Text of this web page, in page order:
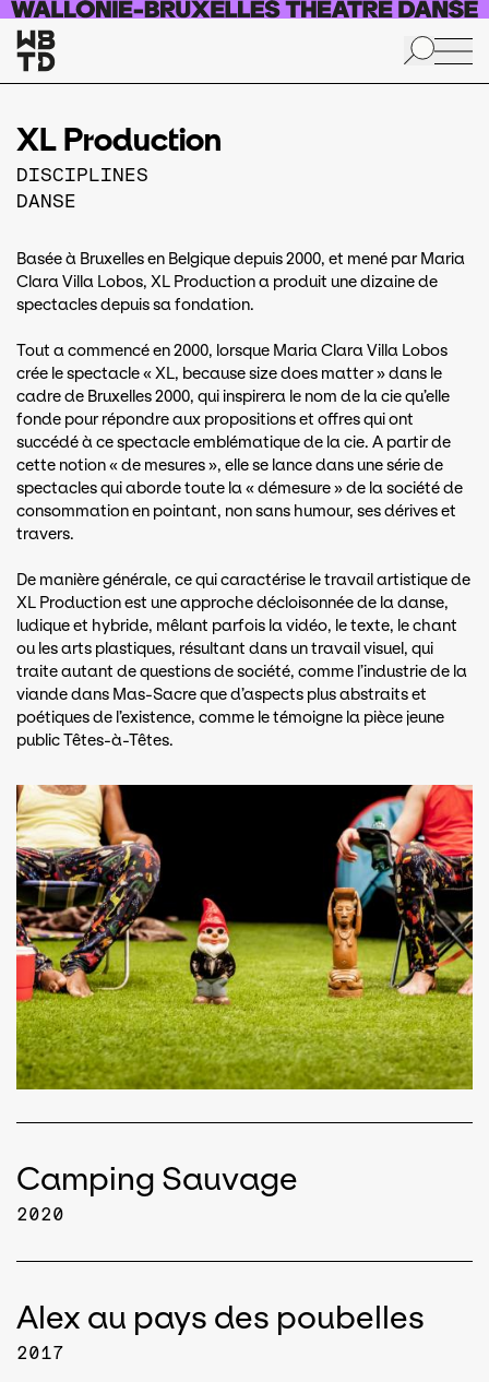
Aller au contenu principal
XL Production
DISCIPLINES
DANSE
Basée à Bruxelles en Belgique depuis 2000, et mené par Maria
Clara Villa Lobos, XL Production a produit une dizaine de
spectacles depuis sa fondation.
Tout a commencé en 2000, lorsque Maria Clara Villa Lobos
crée le spectacle « XL, because size does matter » dans le
cadre de Bruxelles 2000, qui inspirera le nom de la cie qu’elle
fonde pour répondre aux propositions et offres qui ont
succédé à ce spectacle emblématique de la cie. A partir de
cette notion « de mesures », elle se lance dans une série de
spectacles qui aborde toute la « démesure » de la société de
consommation en pointant, non sans humour, ses dérives et
travers.
De manière générale, ce qui caractérise le travail artistique de
XL Production est une approche décloisonnée de la danse,
ludique et hybride, mêlant parfois la vidéo, le texte, le chant
ou les arts plastiques, résultant dans un travail visuel, qui
traite autant de questions de société, comme l’industrie de la
viande dans Mas-Sacre que d’aspects plus abstraits et
poétiques de l’existence, comme le témoigne la pièce jeune
public Têtes-à-Têtes.
Camping Sauvage
2020
Alex au pays des poubelles
2017